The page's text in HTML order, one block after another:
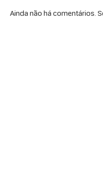
Ainda não há comentários.